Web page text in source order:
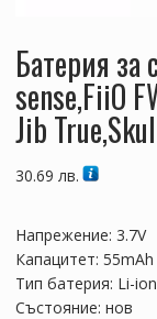
Батерия за
sense,FiiO
Jib
30.69 лв.
Напрежение: 3.7V
Капацитет: 55mAh
Тип батерия: Li-ion
Състояние: нов